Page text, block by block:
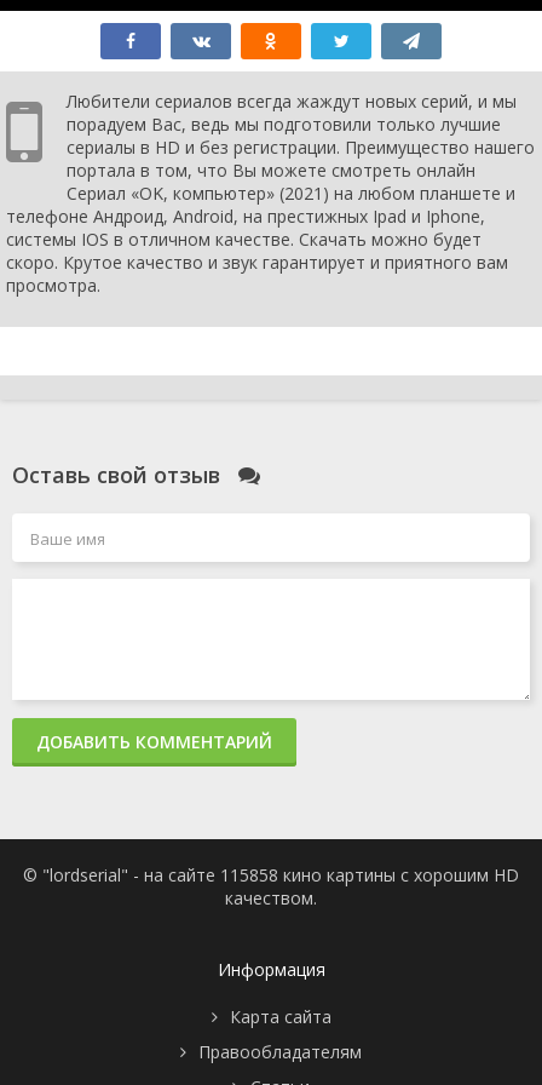
Любители сериалов всегда жаждут новых серий, и мы
порадуем Вас, ведь мы подготовили только лучшие
сериалы в HD и без регистрации. Преимущество нашего
портала в том, что Вы можете смотреть онлайн
Сериал «OK, компьютер» (2021) на любом планшете и
телефоне Андроид, Android, на престижных Ipad и Iphone,
системы IOS в отличном качестве. Скачать можно будет
скоро. Крутое качество и звук гарантирует и приятного вам
просмотра.
Оставь свой отзыв
ДОБАВИТЬ КОММЕНТАРИЙ
© "lordserial" - на сайте 115858 кино картины с хорошим HD
качеством.
Информация
Карта сайта
Правообладателям